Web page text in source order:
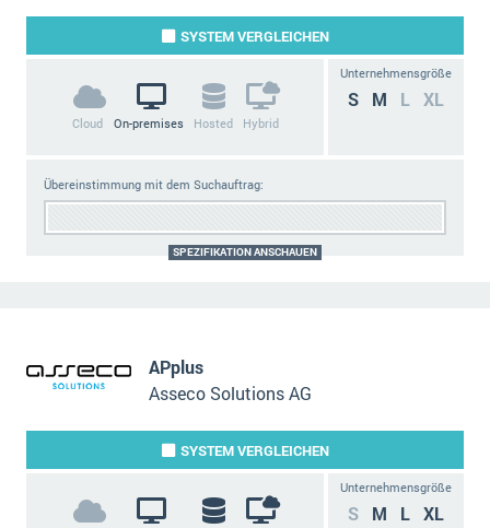
SYSTEMVERGLEICHEN
Cloud On-premises Hosted Hybrid
Unternehmensgröße
S M L XL
Übereinstimmung mit dem Suchauftrag:
SPEZIFIKATION ANSCHAUEN
APplus
Asseco Solutions AG
SYSTEMVERGLEICHEN
Unternehmensgröße
S M L XL